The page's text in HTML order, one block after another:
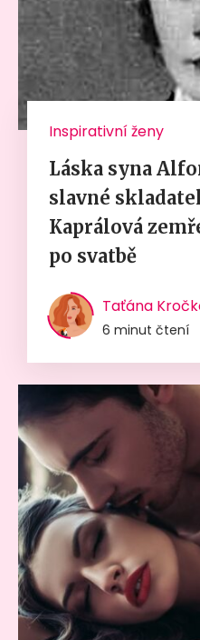
Inspirativní ženy
Láska syna
slavné
Kaprálová
po svatbě
Taťána
6 minut čtení